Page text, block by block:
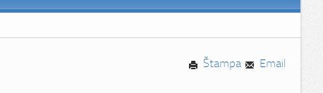
Email
Štampa